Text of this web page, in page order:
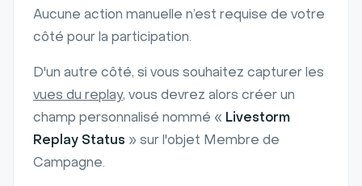
Aucune action manuelle n’est requise de votre
côté pour la participation.
D'un autre côté, si vous souhaitez capturer les
vues du replay, vous devrez alors créer un
champ personnalisé nommé « Livestorm
Replay Status » sur l'objet Membre de
Campagne.